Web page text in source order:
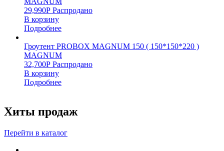
29,990Р Распродано
В корзину
Подробнее
Гроутент PROBOX MAGNUM 150 ( 150*150*220 )
MAGNUM
32,700Р Распродано
В корзину
Подробнее
Хиты продаж
Перейти в каталог